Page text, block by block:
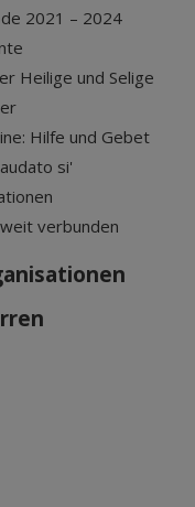
2021 – 2024
Heilige und Selige
Hilfe und Gebet
si'
verbunden